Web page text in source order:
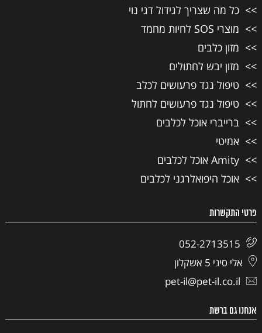
כל מה שצריך לגידול דגי נוי
מוצרי SOS לחיות מחמד
מזון כלבים
מזון יבש לחתולים
טיפול נגד פרעושים לכלב
טיפול נגד פרעושים לחתול
ברייברי אוכל לכלבים
אמיטי
Amity אוכל לכלבים
אוכל היפואלרגני לכלבים
פרטי התקשרות
052-2713515
אלי סיני 5 אשקלון
pet-il@pet-il.co.il
אנחנו גם ברשת